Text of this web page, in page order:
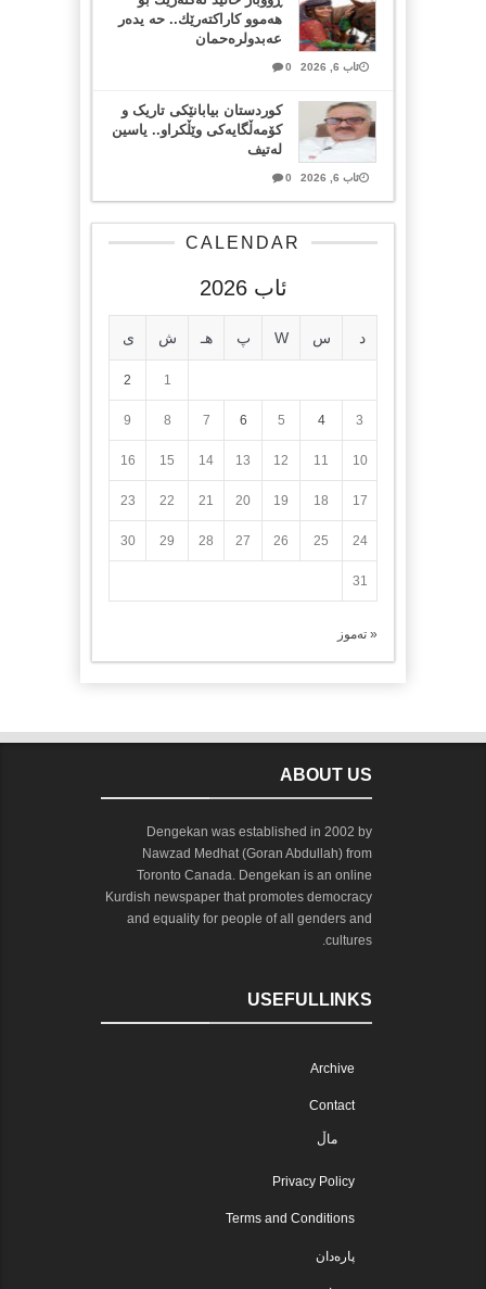
هەموو كاراكتەرێك.. حه یدەر
عەبدولرەحمان
ئاب 6, 2026 0
کوردستان بیابانێکی تاریک و
کۆمەڵگایەکی وێڵکراو.. یاسین
لەتیف
ئاب 6, 2026 0
CALENDAR
ئاب 2026
د س W پ هـ ش ی
1
2
3
4
5
6
7
8
9
10
11
12
13
14
15
16
17
18
19
20
21
22
23
24
25
26
27
28
29
30
31
« تەموز
ABOUT US
Dengekan was established in 2002 by
Nawzad Medhat (Goran Abdullah) from
Toronto Canada. Dengekan is an online
Kurdish newspaper that promotes democracy
and equality for people of all genders and
cultures.
USEFULLINKS
Archive
Contact
ماڵ
Privacy Policy
Terms and Conditions
پارەدان